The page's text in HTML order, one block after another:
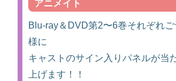
Blu-ray＆DVD第2〜6巻それぞれ
様に
キャストのサイン入りパネルが当
上げます！！